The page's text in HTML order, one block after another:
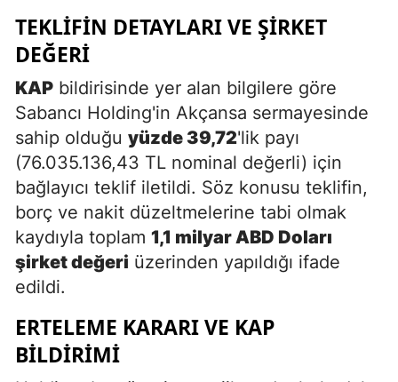
TEKLIFIN DETAYLARI VE ŞIRKET
DEĞERI
KAP bildirisinde yer alan bilgilere göre
Sabancı Holding'in Akçansa sermayesinde
sahip olduğu yüzde 39,72'lik payı
(76.035.136,43 TL nominal değerli) için
bağlayıcı teklif iletildi. Söz konusu teklifin,
borç ve nakit düzeltmelerine tabi olmak
kaydıyla toplam 1,1 milyar ABD Doları
şirket değeri üzerinden yapıldığı ifade
edildi.
ERTELEME KARARI VE KAP
BILDIRIMI